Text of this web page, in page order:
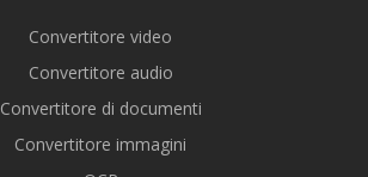
Convertitore video
Convertitore audio
Convertitore di documenti
Convertitore immagini